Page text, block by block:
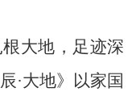
大地，足迹深
·大地》以家国